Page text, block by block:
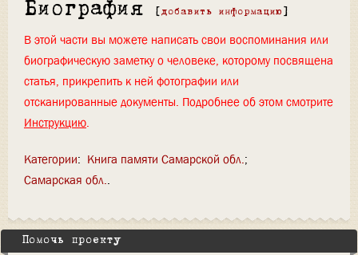
Биография [ добавить информацию ]
В этой части вы можете написать свои воспоминания или
биографическую заметку о человеке, которому посвящена
статья, прикрепить к ней фотографии или
отсканированные документы. Подробнее об этом смотрите
Инструкцию.
Категории: Книга памяти Самарской обл.
Самарская обл.
Помочь проекту